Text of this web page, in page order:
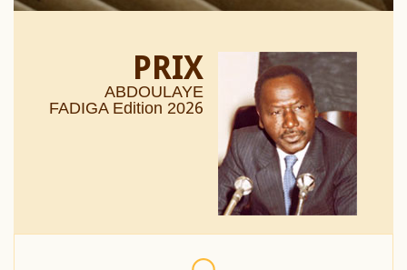
PRIX
ABDOULAYE
FADIGA Edition 2026